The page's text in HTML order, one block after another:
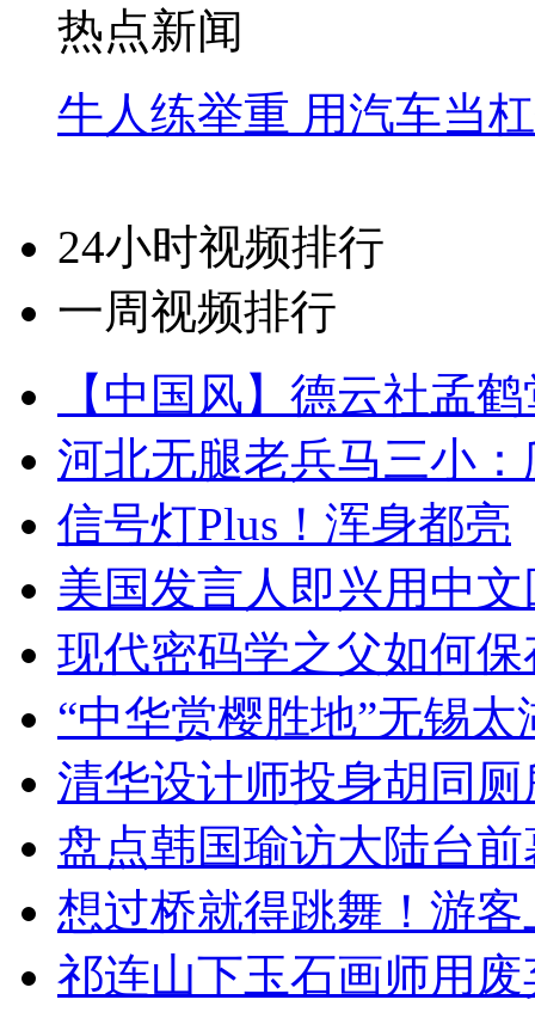
热点新闻
牛人练举重 用汽车当
24小时视频排行
一周视频排行
【中国风】德云社孟
河北无腿老兵马三小
信号灯Plus！浑身都亮
美国发言人即兴用中
现代密码学之父如何
“中华赏樱胜地”无锡
清华设计师投身胡同
盘点韩国瑜访大陆台
想过桥就得跳舞！游客
祁连山下玉石画师用